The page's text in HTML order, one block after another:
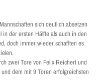
sich deutlich absetzen
der ersten Hälfte als auch in den
doch immer wieder schafften es
zwei Tore von Felix Reichert und
dem mit 9 Toren erfolgreichsten